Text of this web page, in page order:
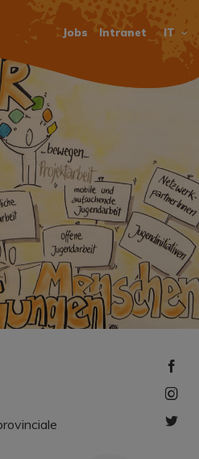
Jobs Intranet IT